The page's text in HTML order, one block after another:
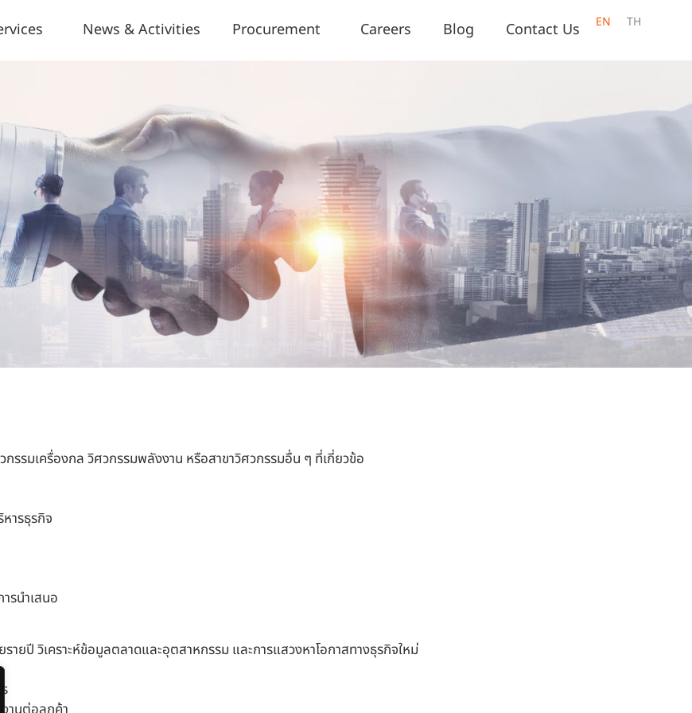
News & Activities Procurement Careers Blog Contact Us EN TH
รรมเครื่องกล วิศวกรรมพลังงาน หรือสาขาวิศวกรรมอื่น ๆ ที่เกี่ยวข้อ
ารธุรกิจ
รนำเสนอ
ยปี วิเคราะห์ข้อมูลตลาดและอุตสาหกรรม และการแสวงหาโอกาสทางธุรกิจใหม่